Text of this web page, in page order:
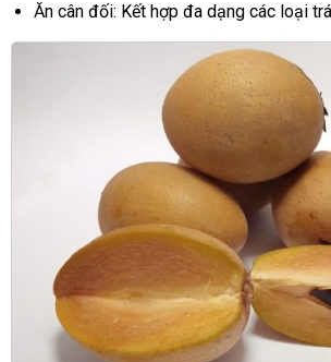
Ăn cân đối: Kết hợp đa dạng các loại